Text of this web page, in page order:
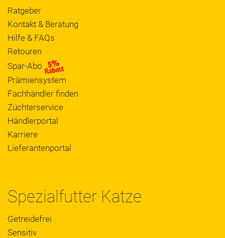
Ratgeber
Kontakt & Beratung
Hilfe & FAQs
Retouren
Spar-Abo
Prämiensystem
Fachhändler finden
Züchterservice
Händlerportal
Karriere
Lieferantenportal
Spezialfutter Katze
Getreidefrei
Sensitiv